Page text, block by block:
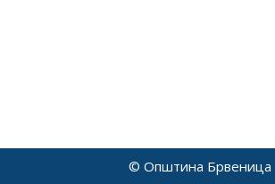
© Општина Брвеница